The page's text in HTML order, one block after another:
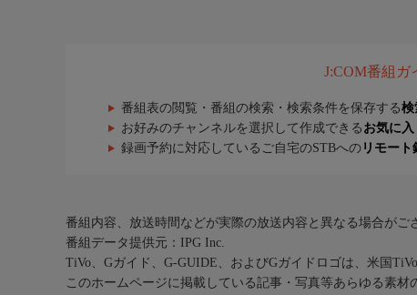
J:COM番組ガ
番組表の閲覧・番組の検索・検索条件を保存する検
お好みのチャンネルを選択して作成できる お気に
録画予約に対応しているご自宅のSTBへの リモート
番組内容、放送時間などが実際の放送内容と異なる場合がご
番組データ提供元：IPG Inc.
TiVo、Gガイド、G-GUIDE、およびGガイドロゴは、米国
このホームページに掲載している記事・写真等あらゆる素材